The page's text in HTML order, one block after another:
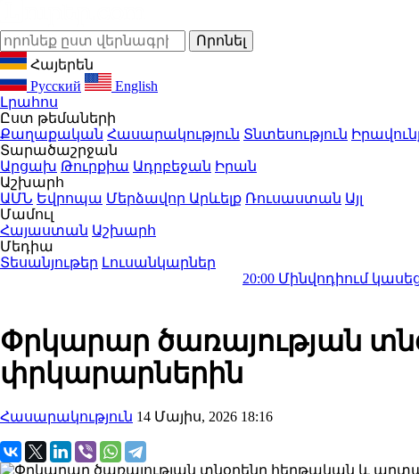
Հայերեն
Русский
English
Լրահոս
Ըստ թեմաների
Քաղաքական Հասարակություն Տնտեսություն
Տարածաշրջան
Արցախ Թուրքիա Ադրբեջան Իրան
Աշխարհ
ԱՄՆ Եվրոպա Մերձավոր Արևելք Ռուսաստան Այլ
Մամուլ
Հայաստան Աշխարհ
Մեդիա
Տեսանյութեր Լուսանկարներ
Մինվոդիում կասեցվել է 16
Փրկարար ծառայության
փրկարարներին
Հասարակություն 14 Մայիս, 2026 18:16